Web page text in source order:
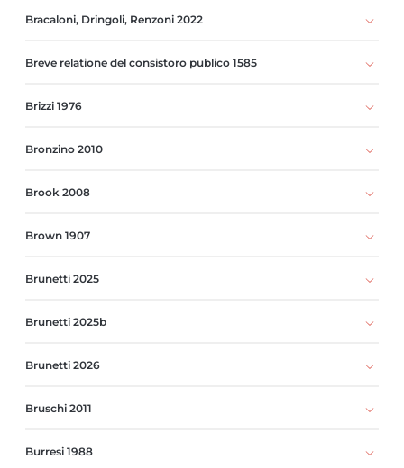
Bracaloni, Dringoli, Renzoni 2022
Breve relatione del consistoro publico 1585
Brizzi 1976
Bronzino 2010
Brook 2008
Brown 1907
Brunetti 2025
Brunetti 2025b
Brunetti 2026
Bruschi 2011
Burresi 1988